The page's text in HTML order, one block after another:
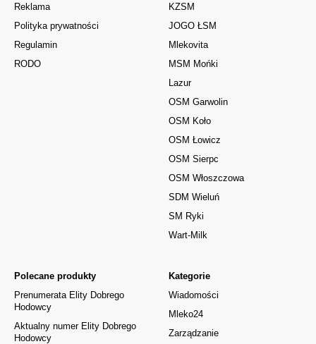
Reklama
Polityka prywatności
Regulamin
RODO
Kategorie
Wiadomości
Mleko24
Zarządzanie
Polecane produkty
Prenumerata Elity Dobrego
Hodowcy
Aktualny numer Elity Dobrego
Hodowcy
KZSM
JOGO ŁSM
Mlekovita
MSM Mońki
Lazur
OSM Garwolin
OSM Koło
OSM Łowicz
OSM Sierpc
OSM Włoszczowa
SDM Wieluń
SM Ryki
Wart-Milk